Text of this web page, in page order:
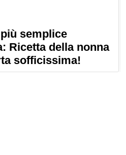
semplice
Ricetta della nonna
sofficissima!